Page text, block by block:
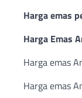
Harga emas
Harga Emas
Harga emas
Harga emas